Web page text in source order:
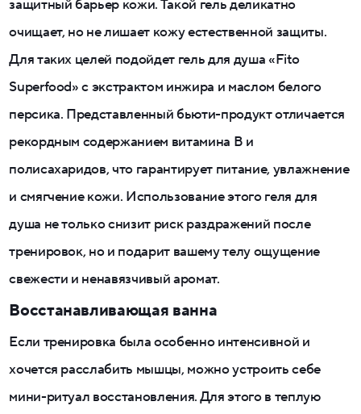
защитный барьер кожи. Такой гель деликатно
очищает, но не лишает кожу естественной защиты.
Для таких целей подойдет гель для душа «Fito
Superfood» с экстрактом инжира и маслом белого
персика. Представленный бьюти-продукт отличается
рекордным содержанием витамина B и
полисахаридов, что гарантирует питание, увлажнение
и смягчение кожи. Использование этого геля для
душа не только снизит риск раздражений после
тренировок, но и подарит вашему телу ощущение
свежести и ненавязчивый аромат.
Восстанавливающая ванна
Если тренировка была особенно интенсивной и
хочется расслабить мышцы, можно устроить себе
мини-ритуал восстановления. Для этого в теплую